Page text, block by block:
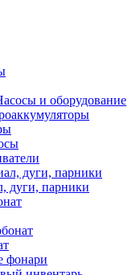
и оборудование
дуги, парники
фонари